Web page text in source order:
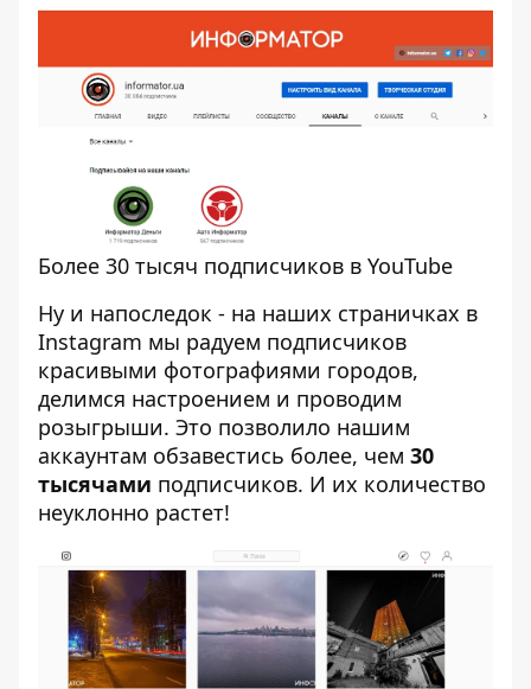
Более 30 тысяч подписчиков в YouTube
Ну и напоследок - на наших страничках в
Instagram мы радуем подписчиков
красивыми фотографиями городов,
делимся настроением и проводим
розыгрыши. Это позволило нашим
аккаунтам обзавестись более, чем 30
тысячами подписчиков. И их количество
неуклонно растет!